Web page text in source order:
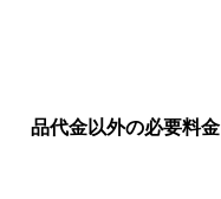
品代金以外の必要料金